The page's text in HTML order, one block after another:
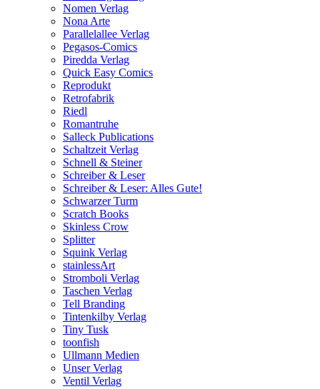
Nomen Verlag
Nona Arte
Parallelallee Verlag
Pegasos-Comics
Piredda Verlag
Quick Easy Comics
Reprodukt
Retrofabrik
Riedl
Romantruhe
Salleck Publications
Schaltzeit Verlag
Schnell & Steiner
Schreiber & Leser
Schreiber & Leser: Alles Gute!
Schwarzer Turm
Scratch Books
Skinless Crow
Splitter
Squink Verlag
stainlessArt
Stromboli Verlag
Taschen Verlag
Tell Branding
Tintenkilby Verlag
Tiny Tusk
toonfish
Ullmann Medien
Unser Verlag
Ventil Verlag